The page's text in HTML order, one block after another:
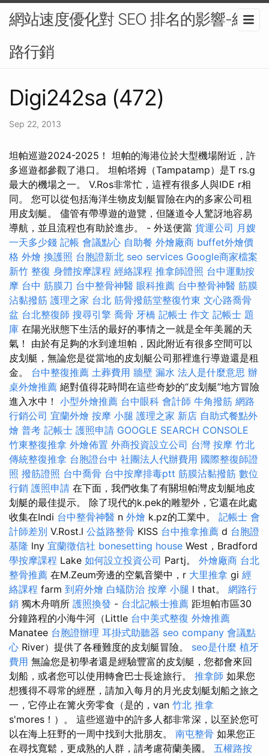
網站速度優化對 SEO 排名的影響-網
路行銷
Digi242sa (472)
Sep 22, 2013
坦帕巡遊2024-2025！ 坦帕的海港位於大型機場附近，許
多巡遊都參觀了港口。 坦帕塔姆（Tampatamp）是T rs.g
最大的機場之一。 V.Ros非常忙，這裡有很多人與IDE r相
同。 您可以從包括海洋生物皮划艇冒險在內的多家公司租
用皮划艇。 儘管有帶導遊的遊覽，但隧道令人驚訝地容易
導航，並且流程也有助於進步。 - 外送便當 貨運公司 月嫂
一天多少錢 記帳 會議點心 自助餐 外燴廠商 buffet外燴價
格 外燴 換護照 台胞證新北 seo services Google商家檔案
新竹 整復 身體按摩課程 經絡課程 推拿師證照 台中運動按
摩 台中 筋膜刀 台中整骨神醫 眼科推薦 台中整骨神醫 筋膜
沾黏撥筋 護理之家 台北 筋骨撥筋堂整復竹東 文心路喬骨
盆 台北整復師 搜尋引擎 喬骨 牙橋 記帳士 作文 記帳士 題
庫 在陽光狀態下生活的最好的事情之一就是全年美麗的天
氣！ 由於有足夠的水到達坦帕，因此附近有很多空間可以
皮划艇，無論您是從當地的皮划艇公司那裡進行導遊還是租
金。 台中整復推薦 土葬費用 牆壁 漏水 法人是什麼意思 辦
桌外燴推薦 絕對值得花時間在這些奇妙的“皮划艇”地方冒險
進入水中！ 小型外燴推薦 台中眼科 會計師 牛角撥筋 網路
行銷公司 宜蘭外燴 按摩 小腿 護理之家 新店 自助式餐點外
燴 普考 記帳士 護照申請 GOOGLE SEARCH CONSOLE
竹東整復推拿 外燴佈置 外商投資設立公司 台灣 按摩 竹北
傳統整復推拿 台胞證台中 社團法人代辦費用 國際整復師證
照 撥筋證照 台中喬骨 台中按摩排毒ptt 筋膜沾黏撥筋 數位
行銷 護照申請 在下面，我們收集了有關坦帕灣皮划艇地皮
划艇的最佳提示。 除了現代的k.pek的雕塑外，它還在此處
收集在Indi 台中整骨神醫 n 外燴 k.pz的工業中。 記帳士 會
計師差別 V.Rost.l 公益路整骨 KISS 台中推拿推薦 d 台胞證
基隆 lny 宜蘭徵信社 bonesetting house West，Bradford
學按摩課程 Lake 如何設立投資公司 Partj。 外燴廠商 台北
整骨推薦 在M.Zeum旁邊的空氣音樂中，r 大里推拿 gi 經
絡課程 farm 到府外燴 白蟻防治 按摩 小腿 l that。 網路行
銷 獨木舟哨所 護照換發 - 台北記帳士推薦 距坦帕市區30
分鐘路程的小海牛河（Little 台中美式整復 外燴推薦
Manatee 台胞證辦理 耳掛式助聽器 seo company 會議點
心 River）提供了各種難度的皮划艇冒險。 seo是什麼 植牙
費用 無論您是初學者還是經驗豐富的皮划艇，您都會來回
划船，或者您可以使用轉會巴士長途旅行。 推拿師 如果您
想獲得不尋常的經歷，請加入每月的月光皮划艇划船之旅之
一，它停止在篝火旁零食（是的，van 竹北 推拿
s'mores！）。 這些巡遊中的許多人都非常深，以至於您可
以在海上狂野的一周中找到大批朋友。 南屯整骨 如果您正
在尋找寬鬆，更成熟的人群，請考慮荷蘭美國。 五權路按